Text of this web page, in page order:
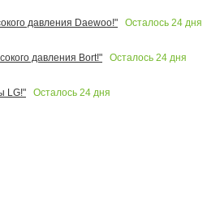
давления Daewoo!"
Осталось 24 дня
давления Bort!"
Осталось 24 дня
LG!"
Осталось 24 дня